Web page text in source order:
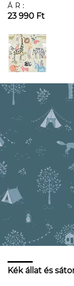
ÁR:
23 990 Ft
Kék állat és